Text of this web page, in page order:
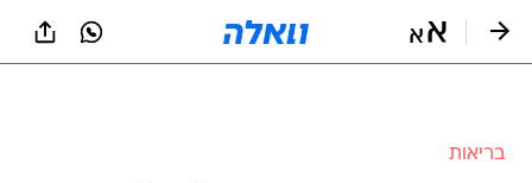
בריאות